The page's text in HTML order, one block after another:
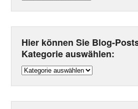
Hier können Sie Blog-
Kategorie auswählen:
Hier
Blog-